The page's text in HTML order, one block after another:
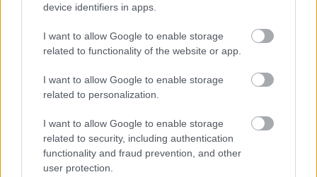
device identifiers in apps.
I want to allow Google to enable storage
related to functionality of the website or app.
I want to allow Google to enable storage
related to personalization.
I want to allow Google to enable storage
related to security, including authentication
functionality and fraud prevention, and other
user protection.
Paks II.: Mit jelent az 5. blokk új mérföldköve a
Megkezdődött az 5. blokk reaktorépületének alaplemez-
hogy a megváltozott gazdasági és geopolitikai környezetben
milyen feltételek mellett érdemes továbbvinni Magyarország
Épített öröksége megújításával is készül
Mohács a csata ötszázadik
évfordulójára